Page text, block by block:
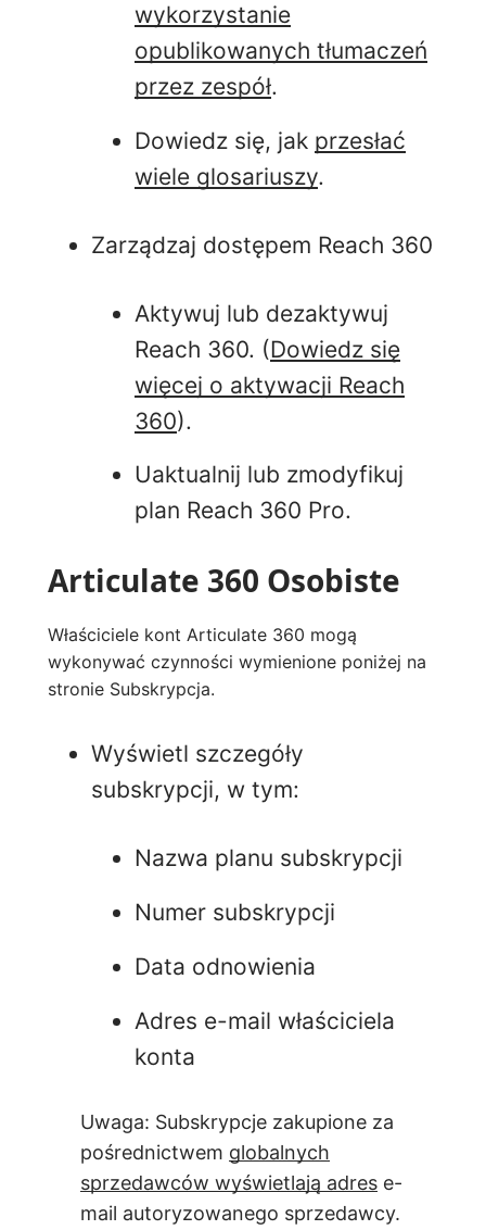
wykorzystanie
opublikowanych tłumaczeń
przez zespół.
Dowiedz się, jak przesłać
wiele glosariuszy.
Zarządzaj dostępem Reach 360
Aktywuj lub dezaktywuj
Reach 360. (Dowiedz się
więcej o aktywacji Reach
360).
Uaktualnij lub zmodyfikuj
plan Reach 360 Pro.
Articulate 360 Osobiste
Właściciele kont Articulate 360 mogą
wykonywać czynności wymienione poniżej na
stronie Subskrypcja.
Wyświetl szczegóły
subskrypcji, w tym:
Nazwa planu subskrypcji
Numer subskrypcji
Data odnowienia
Adres e-mail właściciela
konta
Uwaga: Subskrypcje zakupione za
pośrednictwem globalnych
sprzedawców wyświetlają adres e-
mail autoryzowanego sprzedawcy.